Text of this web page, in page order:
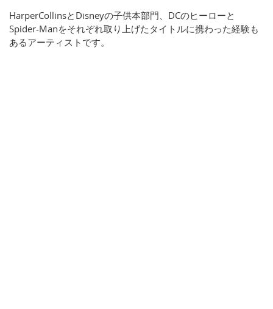
HarperCollinsとDisneyの子供本部門、DCのヒーローと
Spider-Manをそれぞれ取り上げたタイトルに携わった経験も
あるアーティストです。